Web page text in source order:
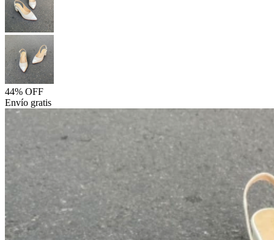
44% OFF
Envío gratis